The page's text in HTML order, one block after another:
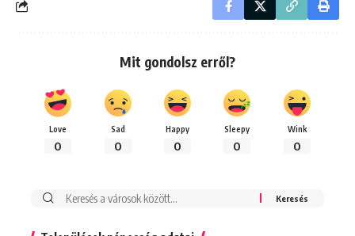
Mit gondolsz erről?
Love
0
Sad
0
Happy
0
Sleepy
0
Wink
0
Keresés: